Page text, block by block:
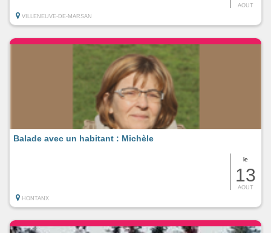
AOUT
VILLENEUVE-DE-MARSAN
le
13
AOUT
Balade avec un habitant : Michèle
HONTANX